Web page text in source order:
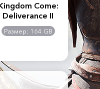
Come:
Deliverance II
Размер: 164 GB
The